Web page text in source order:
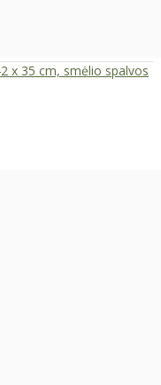
x 35 cm, smėlio spalvos